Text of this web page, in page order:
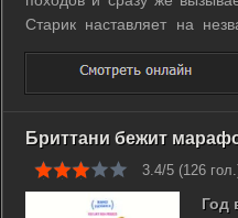
Старик наставляет на
расспрашивать. ...
Бриттани бежит
3.4/5 (126
Год